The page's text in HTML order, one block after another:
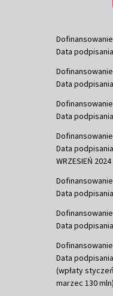
Dofinansowanie
Data
Dofinansowanie
Data
Dofinansowanie
Data
Dofinansowanie
Data
WRZESIEŃ
Dofinansowanie
Data
Dofinansowanie
Data
Dofinansowanie
Data
(wpłaty
marzec 130 mln)